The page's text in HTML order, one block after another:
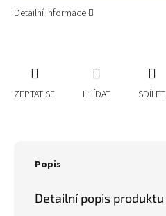
Detailní informace
ZEPTAT SE HLÍDAT SDÍLET
Popis
Detailní popis produktu